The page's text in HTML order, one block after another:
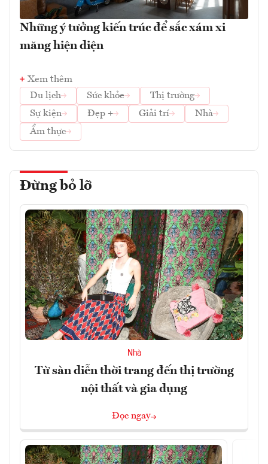
Những ý tưởng kiến trúc để sắc xám xi
măng hiện diện
Xem thêm
Du lịch
Sức khỏe
Thị trường
Sự kiện
Đẹp + Giải trí
Nhà
Ẩm thực
Đừng bỏ lỡ
Nhà
Từ sàn diễn thời trang đến thị trường
nội thất và gia dụng
Đọc ngay